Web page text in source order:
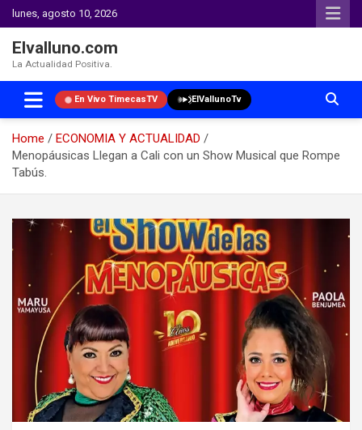
lunes, agosto 10, 2026
Elvalluno.com
La Actualidad Positiva.
En Vivo TimecasTV ElVallunoTv
Home
ECONOMIA Y ACTUALIDAD
Menopáusicas Llegan a Cali con un Show Musical que Rompe
Tabús.
content